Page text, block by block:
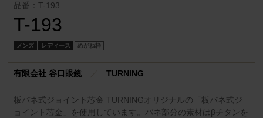
品番：T-193
T-193
メンズ レディース めがね枠
有限会社 谷口眼鏡 ／TURNING
板バネ式ジョイント芯金 TURNINGオリジナルの「板バネ式ジ
ョイント芯金」を使用しています。バネ部分の素材はβチタンを